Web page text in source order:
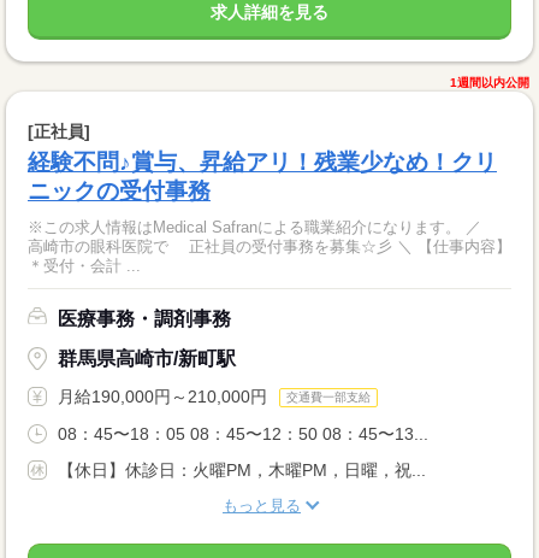
求人詳細を見る
1週間以内公開
[正社員]
経験不問♪賞与、昇給アリ！残業少なめ！クリ
ニックの受付事務
※この求人情報はMedical Safranによる職業紹介になります。 ／
高崎市の眼科医院で 正社員の受付事務を募集☆彡 ＼ 【仕事内容】
＊受付・会計 ...
医療事務・調剤事務
群馬県高崎市/新町駅
月給190,000円～210,000円 交通費一部支給
08：45〜18：05 08：45〜12：50 08：45〜13...
【休日】休診日：火曜PM，木曜PM，日曜，祝...
もっと見る